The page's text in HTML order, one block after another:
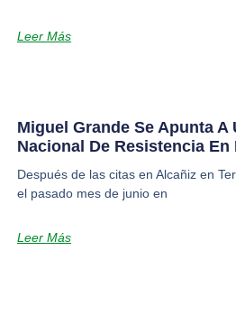
Leer Más
Miguel Grande Se Apunta A
Nacional De Resistencia En
Después de las citas en Alcañiz en
el pasado mes de junio en
Leer Más